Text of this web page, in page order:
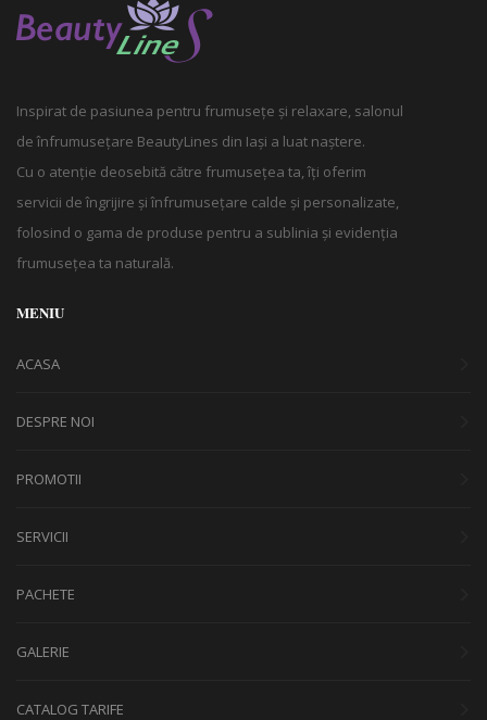
Inspirat de pasiunea pentru frumusețe și relaxare, salonul
de înfrumusețare BeautyLines din Iași a luat naștere.
Cu o atenție deosebită către frumusețea ta, îți oferim
servicii de îngrijire și înfrumusețare calde și personalizate,
folosind o gama de produse pentru a sublinia și evidenția
frumusețea ta naturală.
MENIU
ACASA
DESPRE NOI
PROMOTII
SERVICII
PACHETE
GALERIE
CATALOG TARIFE